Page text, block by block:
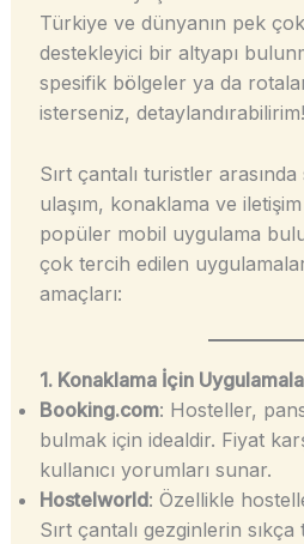
Türkiye ve dünyanın pek
destekleyici bir altyapı
spesifik bölgeler ya da
isterseniz, detaylandırabilirim!
Sırt çantalı turistler
ulaşım, konaklama ve
popüler mobil uygulama
çok tercih edilen
amaçları:
1. Konaklama İçin
Booking.com: Hosteller,
bulmak için idealdir. Fiyat
kullanıcı yorumları sunar.
Hostelworld: Özellikle
Sırt çantalı gezginlerin